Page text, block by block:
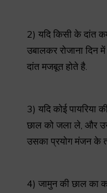
2) यदि किसी के दांत
उबालकर रोजाना दिन
दांत मजबूत होते है.
3) यदि कोई पायरिया
छाल को जला ले, और
उसका प्रयोग मंजन के
4) जामुन की छाल का